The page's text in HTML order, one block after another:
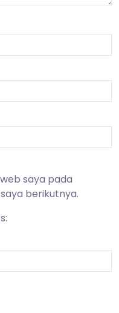
saya pada
berikutnya.